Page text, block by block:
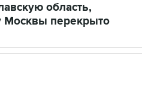
область,
Москвы перекрыто